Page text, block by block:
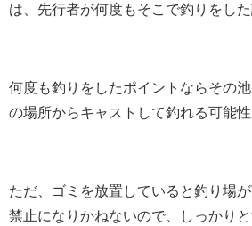
は、先行者が何度もそこで釣りをした
何度も釣りをしたポイントならその
の場所からキャストして釣れる可能性
ただ、ゴミを放置していると釣り場
禁止になりかねないので、しっかり